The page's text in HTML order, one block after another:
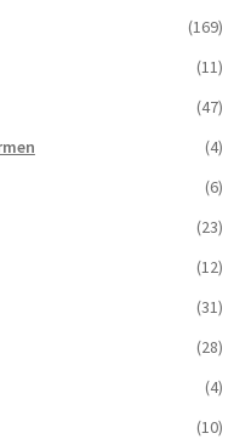
(169)
(11)
(47)
(4)
(6)
(23)
(12)
(31)
(28)
(4)
(10)